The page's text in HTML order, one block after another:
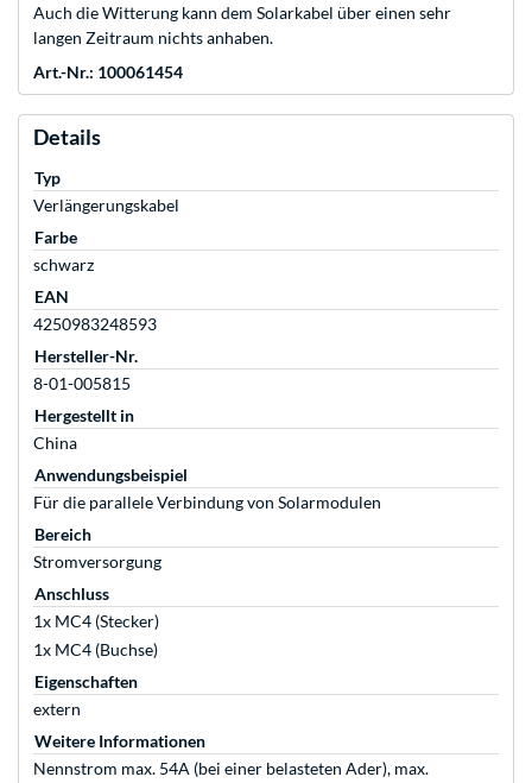
Auch die Witterung kann dem Solarkabel über einen sehr
langen Zeitraum nichts anhaben.
Art.-Nr.: 100061454
Details
Typ
Verlängerungskabel
Farbe
schwarz
EAN
4250983248593
Hersteller-Nr.
8-01-005815
Hergestellt in
China
Anwendungsbeispiel
Für die parallele Verbindung von Solarmodulen
Bereich
Stromversorgung
Anschluss
1x MC4 (Stecker)
1x MC4 (Buchse)
Eigenschaften
extern
Weitere Informationen
Nennstrom max. 54A (bei einer belasteten Ader), max.